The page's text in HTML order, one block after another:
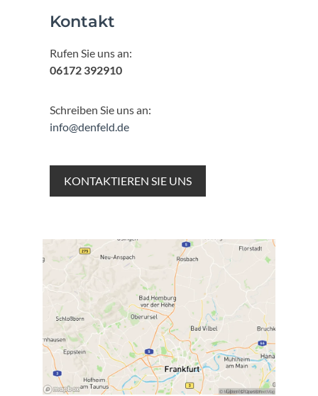
Kontakt
Rufen Sie uns an:
06172 392910
Schreiben Sie uns an:
info@denfeld.de
KONTAKTIEREN SIE UNS